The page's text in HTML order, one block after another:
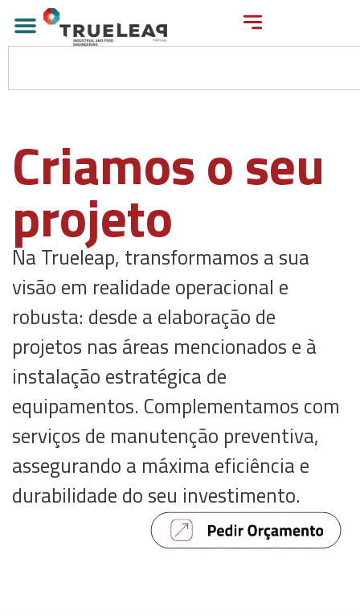
Criamos o seu
projeto
Na Trueleap, transformamos a sua
visão em realidade operacional e
robusta: desde a elaboração de
projetos nas áreas mencionados e à
instalação estratégica de
equipamentos. Complementamos com
serviços de manutenção preventiva,
assegurando a máxima eficiência e
durabilidade do seu investimento.